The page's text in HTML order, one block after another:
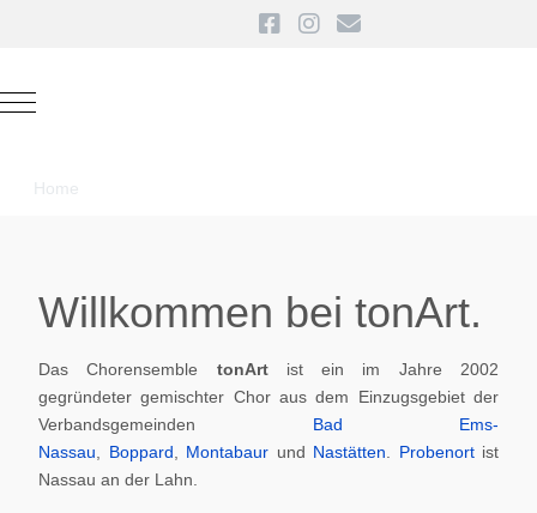
Mobile Menu Toggle
Home
Willkommen bei tonArt.
Das Chorensemble tonArt ist ein im Jahre 2002
gegründeter gemischter Chor aus dem Einzugsgebiet der
Verbandsgemeinden Bad Ems-
Nassau
Boppard Montabaur und Nastätten Probenortist
Nassau an der Lahn.